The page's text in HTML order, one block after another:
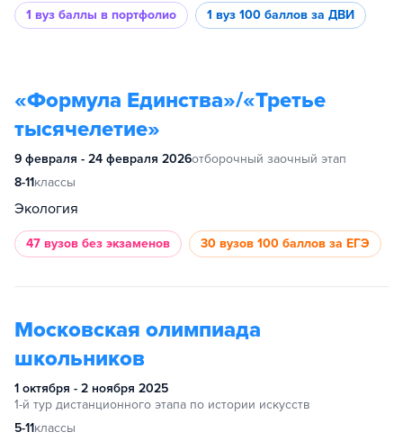
1 вуз баллы в портфолио 1 вуз 100 баллов за ДВИ
«Формула Единства»/«Третье
тысячелетие»
9 февраля - 24 февраля 2026отборочный заочный этап
8-11классы
Экология
47 вузов без экзаменов 30 вузов 100 баллов за ЕГЭ
Московская олимпиада
школьников
1 октября - 2 ноября 2025
1-й тур дистанционного этапа по истории искусств
5-11классы